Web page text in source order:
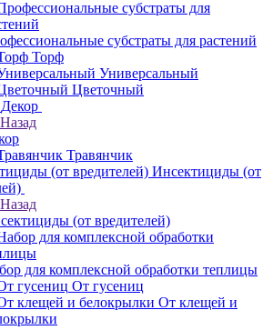
субстраты для растений
Торф
Универсальный
Цветочный
Декор
Назад
Травянчик
Инсектициды (от
Назад
(от вредителей)
для комплексной обработки теплицы
От гусениц
От клещей и